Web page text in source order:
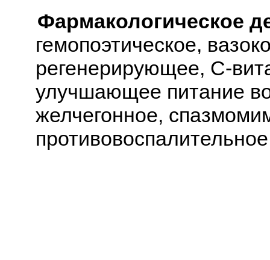
Фармакологическое
гемопоэтическое,
регенерирующее, С-
улучшающее питание
желчегонное,